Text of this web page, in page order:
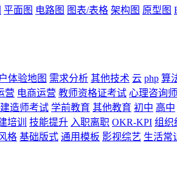
平面图 电路图 图表/表格 架构图 原型图
体验地图 需求分析 其他技术 云 php 算
营 电商运营 教师资格证考试 心理咨询
建造师考试 学前教育 其他教育 初中 高中
培训 技能提升 入职离职 OKR-KPI 组织
格 基础版式 通用模板 影视综艺 生活常